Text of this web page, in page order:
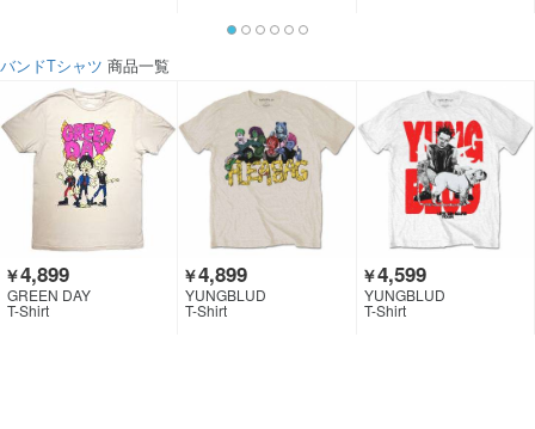
バンドTシャツ 商品一覧
￥4,899
GREEN DAY
T-Shirt
￥4,899
YUNGBLUD
T-Shirt
￥4,599
YUNGBLUD
T-Shirt